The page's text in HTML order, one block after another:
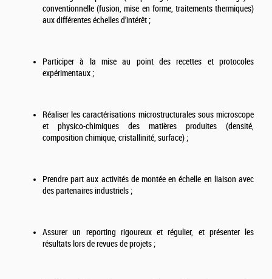
conventionnelle (fusion, mise en forme, traitements thermiques)
aux différentes échelles d’intérêt ;
Participer à la mise au point des recettes et protocoles
expérimentaux ;
Réaliser les caractérisations microstructurales sous microscope
et physico-chimiques des matières produites (densité,
composition chimique, cristallinité, surface) ;
Prendre part aux activités de montée en échelle en liaison avec
des partenaires industriels ;
Assurer un reporting rigoureux et régulier, et présenter les
résultats lors de revues de projets ;